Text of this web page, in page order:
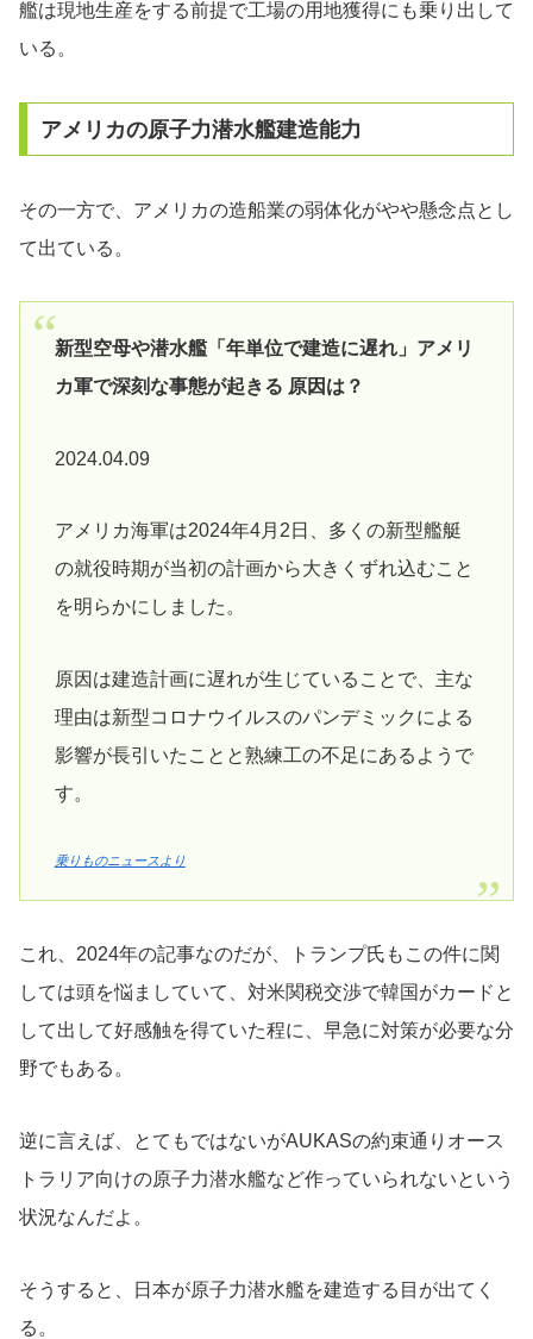
艦は現地生産をする前提で工場の用地獲得にも乗り出して
いる。
アメリカの原子力潜水艦建造能力
その一方で、アメリカの造船業の弱体化がやや懸念点とし
て出ている。
新型空母や潜水艦「年単位で建造に遅れ」アメリ
カ軍で深刻な事態が起きる 原因は？
2024.04.09
アメリカ海軍は2024年4月2日、多くの新型艦艇
の就役時期が当初の計画から大きくずれ込むこと
を明らかにしました。
原因は建造計画に遅れが生じていることで、主な
理由は新型コロナウイルスのパンデミックによる
影響が長引いたことと熟練工の不足にあるようで
す。
乗りものニュースより
これ、2024年の記事なのだが、トランプ氏もこの件に関
しては頭を悩ましていて、対米関税交渉で韓国がカードと
して出して好感触を得ていた程に、早急に対策が必要な分
野でもある。
逆に言えば、とてもではないがAUKASの約束通りオース
トラリア向けの原子力潜水艦など作っていられないという
状況なんだよ。
そうすると、日本が原子力潜水艦を建造する目が出てく
る。